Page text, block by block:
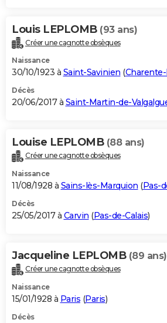
Louis LEPLOMB (93 ans)
Créer une cagnotte obsèques
Naissance
30/10/1923 à Saint-Savinien (
Décès
20/06/2017 à Saint-Martin-de-
Louise LEPLOMB (88 ans)
Créer une cagnotte obsèques
Naissance
11/08/1928 à Sains-lès-Marquion (Pas-
Décès
25/05/2017 à Carvin (Pas-de-Calais)
Jacqueline LEPLOMB (89 ans)
Créer une cagnotte obsèques
Naissance
15/01/1928 à Paris (Paris)
Décès